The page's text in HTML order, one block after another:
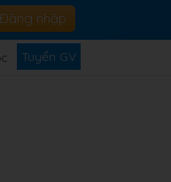
Đăng nhập
Tuyển GV